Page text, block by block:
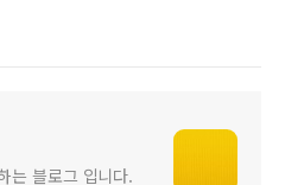
는 블로그 입니다.